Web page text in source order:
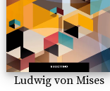
Ludwig von Mises